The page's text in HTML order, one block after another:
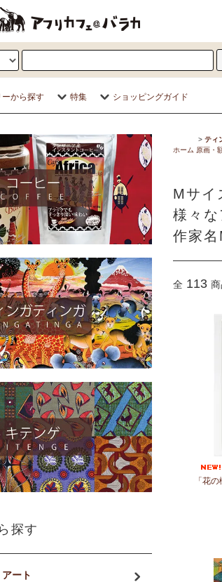
ーから探す 特集 ショッピングガイド
ホーム
> ティ
原画・
Mサ
様々
作家
全 113
「花
探す
ート